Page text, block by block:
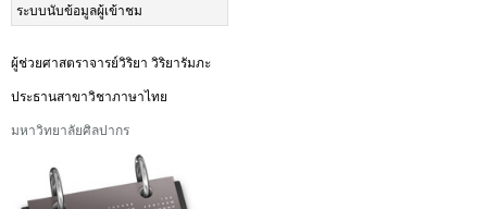
ระบบนับข้อมูลผู้เข้าชม
ผู้ช่วยศาสตราจารย์วิริยา วิริยารัมภะ
ประธานสาขาวิชาภาษาไทย
มหาวิทยาลัยศิลปากร